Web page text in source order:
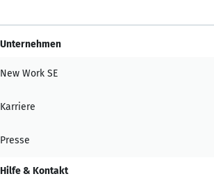
Unternehmen
New Work SE
Karriere
Presse
Hilfe & Kontakt